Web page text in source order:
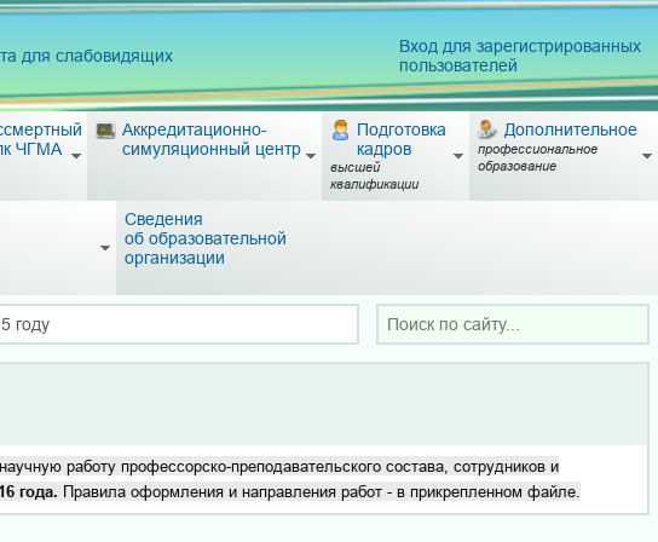
для слабовидящих
Вход для зарегистрированных
пользователей
ЧГМА
Аккредитационно-
симуляционный центр
Подготовка
кадров
высшей
квалификации
Дополнительное
профессиональное
образование
Сведения
об образовательной
организации
году
работу профессорско-преподавательского состава, сотрудников и
года. Правила оформления и направления работ - в прикрепленном файле.